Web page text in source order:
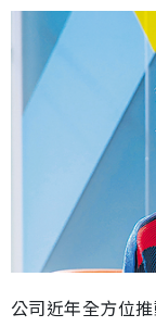
公司近年全方位